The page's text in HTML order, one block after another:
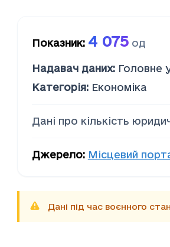
Показник: 4 075 од
Надавач даних: Головне
Категорія: Економіка
Дані про кількість
Джерело: Місцевий
Дані під час воєнного